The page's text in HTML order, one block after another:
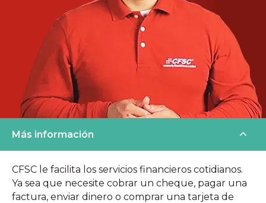
Más información
CFSC le facilita los servicios financieros cotidianos.
Ya sea que necesite cobrar un cheque, pagar una
factura, enviar dinero o comprar una tarjeta de